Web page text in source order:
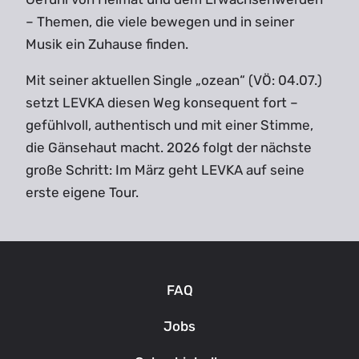
– Themen, die viele bewegen und in seiner
Musik ein Zuhause finden.
Mit seiner aktuellen Single „ozean“ (VÖ: 04.07.)
setzt LEVKA diesen Weg konsequent fort –
gefühlvoll, authentisch und mit einer Stimme,
die Gänsehaut macht. 2026 folgt der nächste
große Schritt: Im März geht LEVKA auf seine
erste eigene Tour.
FAQ
Jobs